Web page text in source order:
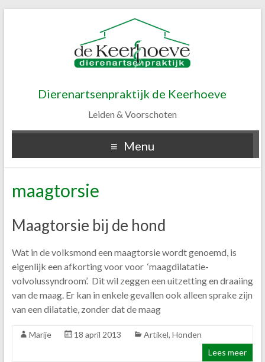
Dierenartsenpraktijk de Keerhoeve
Leiden & Voorschoten
Menu
maagtorsie
Maagtorsie bij de hond
Wat in de volksmond een maagtorsie wordt genoemd, is
eigenlijk een afkorting voor voor ‘maagdilatatie-
volvolussyndroom’. Dit wil zeggen een uitzetting en draaiing
van de maag. Er kan in enkele gevallen ook alleen sprake zijn
van een dilatatie, zonder dat de maag
Marije 18 april 2013 Artikel, Honden
Lees meer